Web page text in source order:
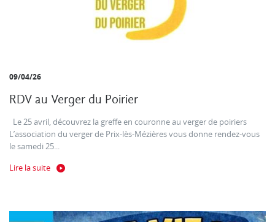
09/04/26
RDV au Verger du Poirier
Le 25 avril, découvrez la greffe en couronne au verger de poiriers
L’association du verger de Prix-lès-Mézières vous donne rendez-vous
le samedi 25...
Lire la suite